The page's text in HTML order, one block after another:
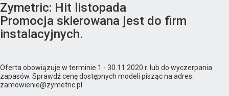
Zymetric: Hit listopada
Promocja skierowana jest do firm
instalacyjnych.
Oferta obowiązuje w terminie 1 - 30.11.2020 r. lub do wyczerpania
zapasów. Sprawdź cenę dostępnych modeli pisząc na adres:
zamowienie@zymetric.pl